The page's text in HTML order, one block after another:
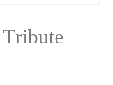
Tribute